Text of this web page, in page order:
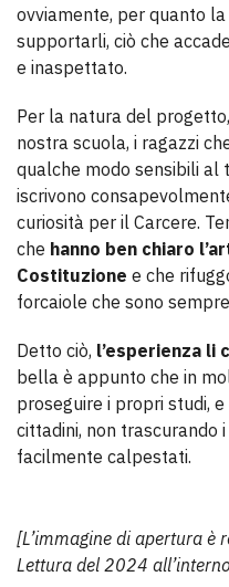
ovviamente, per quanto
supportarli, ciò che
e inaspettato.
Per la natura del
nostra scuola, i ragazzi
qualche modo sensibili al
iscrivono
curiosità per il Carcere.
che hanno ben chiaro
Costituzione e che
forcaiole che sono
Detto ciò, l’esperienza li
bella è appunto che in
proseguire i propri studi,
cittadini, non trascurando
facilmente calpestati.
[L’immagine di apertura è
Lettura del 2024